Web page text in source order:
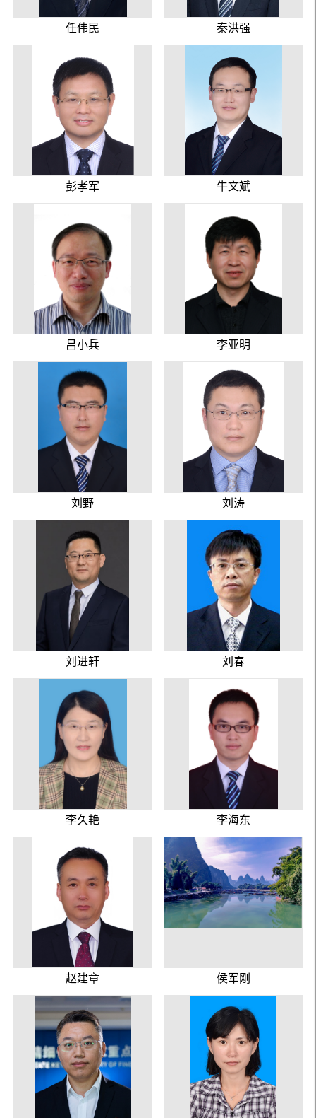
任伟民 秦洪强
彭孝军 牛文斌
吕小兵 李亚明
刘野 刘涛
刘进轩 刘春
李久艳 李海东
赵建章 侯军刚